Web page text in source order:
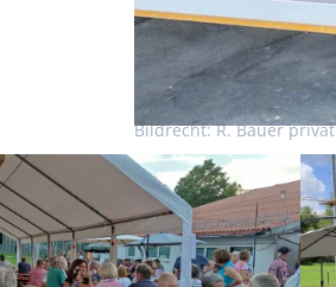
Bildrecht: R. Bauer privat